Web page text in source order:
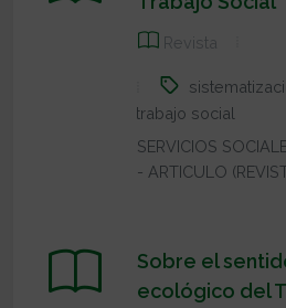
Revista
trabajo social
SERVICIOS
- ARTICULO
Sobre el
ecológico del